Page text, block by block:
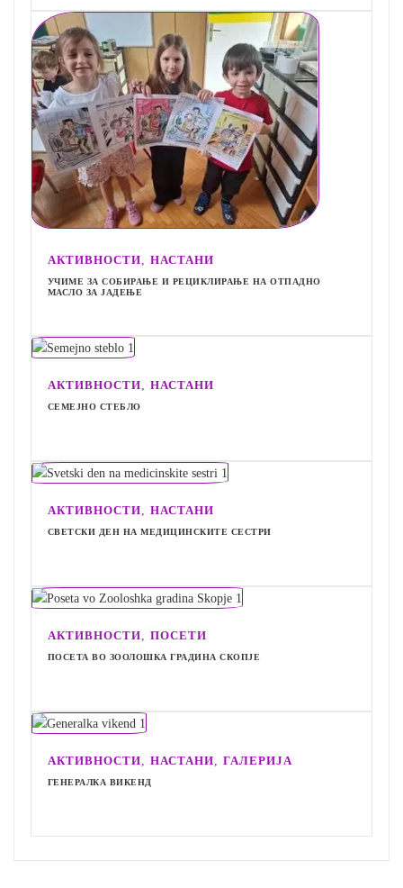
АКТИВНОСТИ, НАСТАНИ
УЧИМЕ ЗА СОБИРАЊЕ И РЕЦИКЛИРАЊЕ НА ОТПАДНО
МАСЛО ЗА ЈАДЕЊЕ
АКТИВНОСТИ, НАСТАНИ
СЕМЕЈНО СТЕБЛО
АКТИВНОСТИ НАСТАНИ
СВЕТСКИ ДЕН НА МЕДИЦИНСКИТЕ СЕСТРИ
АКТИВНОСТИ ПОСЕТИ
ПОСЕТА ВО ЗООЛОШКА ГРАДИНА СКОПЈЕ
АКТИВНОСТИ НАСТАНИ ГАЛЕРИЈА
ГЕНЕРАЛКА ВИКЕНД